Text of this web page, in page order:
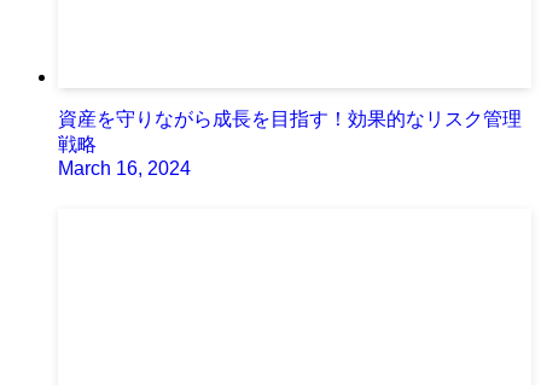
資産を守りながら成長を目指す！効果的なリスク管理
戦略
March 16, 2024